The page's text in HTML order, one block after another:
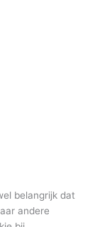
belangrijk dat
andere